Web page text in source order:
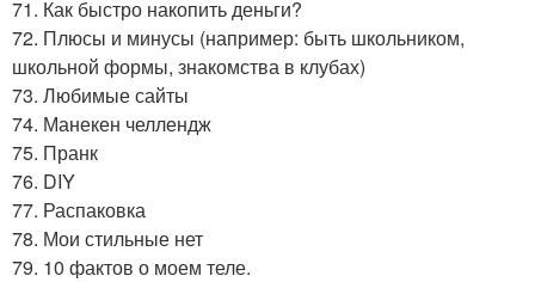
71. Как быстро накопить деньги?
72. Плюсы и минусы (например: быть школьником,
школьной формы, знакомства в клубах)
73. Любимые сайты
74. Манекен челлендж
75. Пранк
76. DIY
77. Распаковка
78. Мои стильные нет
79. 10 фактов о моем теле.